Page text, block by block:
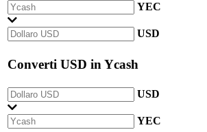
YEC
USD
Converti USD in Ycash
USD
YEC